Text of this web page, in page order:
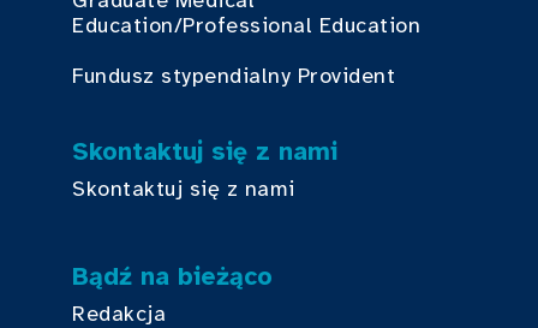
Education/Professional Education
Fundusz stypendialny Provident
Skontaktuj się z nami
Skontaktuj się z nami
Bądź na bieżąco
Redakcja